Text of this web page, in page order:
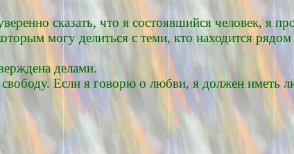
сказать, что я состоявшийся человек, я
могу делиться с теми, кто находится
делами.
Если я говорю о любви, я должен иметь